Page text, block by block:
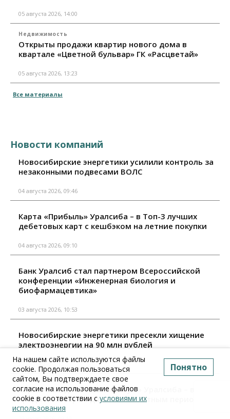
05 августа 2026, 14:00
Недвижимость
Открыты продажи квартир нового дома в
квартале «Цветной бульвар» ГК «Расцветай»
05 августа 2026, 13:23
Все материалы
Новости компаний
Новосибирские энергетики усилили контроль за
незаконными подвесами ВОЛС
04 августа 2026, 09:46
Карта «Прибыль» Уралсиба – в Топ-3 лучших
дебетовых карт с кешбэком на летние покупки
04 августа 2026, 09:10
Банк Уралсиб стал партнером Всероссийской
конференции «Инженерная биология и
биофармацевтика»
03 августа 2026, 10:53
Новосибирские энергетики пресекли хищение
электроэнергии на 90 млн рублей
29 июля 2026, 13:37
Карта «120 дней на максимум» Уралсиба – в Топ-4
кредитных карт с длинным льготным периодом
На нашем сайте используются файлы
cookie. Продолжая пользоваться
сайтом, Вы подтверждаете свое
согласие на использование файлов
cookie в соответствии с условиями их
использования
Понятно